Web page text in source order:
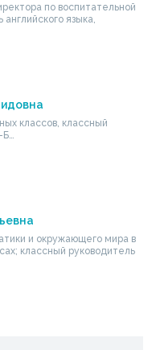
по воспитательной
языка,
классов, классный
и окружающего мира в
классный руководитель